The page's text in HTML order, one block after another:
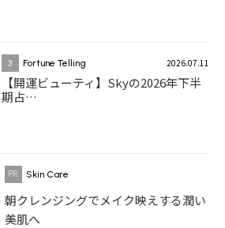
3 Fortune Telling 2026.07.11
【開運ビューティ】Skyの2026年下半
期占…
Skin Care
朝クレンジングでメイク映えする潤い
美肌へ